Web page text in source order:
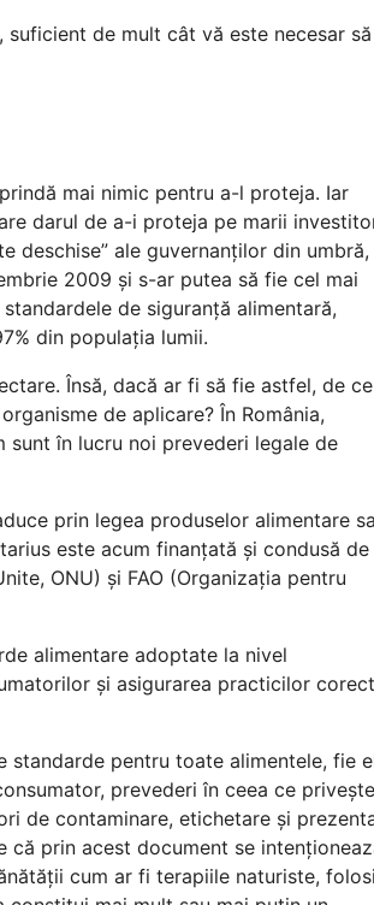
de mult cât vă este necesar
mai nimic pentru a-l proteja. Iar
darul de a-i proteja pe marii
deschise” ale guvernanților din umbră,
2009 și s-ar putea să fie cel mai
de siguranță alimentară,
din populația lumii.
Însă, dacă ar fi să fie astfel, de
de aplicare? În România,
sunt în lucru noi prevederi legale de
prin legea produselor alimentare
este acum finanțată și condusă de
ONU) și FAO (Organizația pentru
alimentare adoptate la nivel
și asigurarea practicilor
standarde pentru toate alimentele, fie
prevederi în ceea ce privește
de contaminare, etichetare și
că prin acest document se
cum ar fi terapiile naturiste,